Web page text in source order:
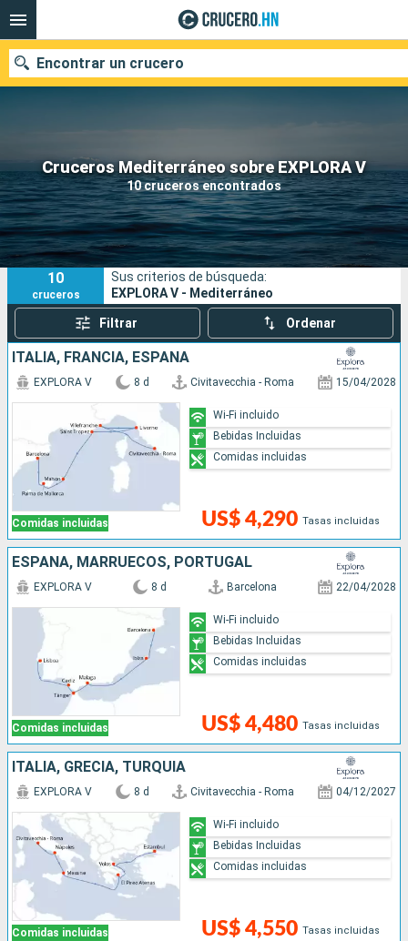
Cruceros Mediterráneo sobre EXPLORA V
10 cruceros encontrados
Encontrar un crucero
Nuestros destinos
Fecha de salida
Puertos Compañías
Buscar
10
cruceros
Sus criterios de búsqueda:
EXPLORA V - Mediterráneo
Filtrar Ordenar
ITALIA, FRANCIA, ESPAÑA
Comidas incluidas
EXPLORA V 8 d Civitavecchia - Roma 15/04/2028
US$ 4,290 Tasas incluidas
Wi-Fi incluido
Bebidas Incluidas
Comidas incluidas
ESPAÑA, MARRUECOS, PORTUGAL
Comidas incluidas
EXPLORA V 8 d Barcelona 22/04/2028
US$ 4,480 Tasas incluidas
Wi-Fi incluido
Bebidas Incluidas
Comidas incluidas
ITALIA, GRECIA, TURQUÍA
Comidas incluidas
EXPLORA V 8 d Civitavecchia - Roma 04/12/2027
US$ 4,550 Tasas incluidas
Wi-Fi incluido
Bebidas Incluidas
Comidas incluidas